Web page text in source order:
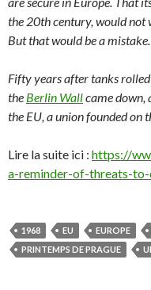
the 20th century, would not
But that would be a mistake.
Fifty years after tanks
the Berlin Wallcame down,
the EU, a union founded on
Lire la suite ici : https://
a-reminder-of-threats-
1968 EU EUROPE
PRINTEMPS DE PRAGUE